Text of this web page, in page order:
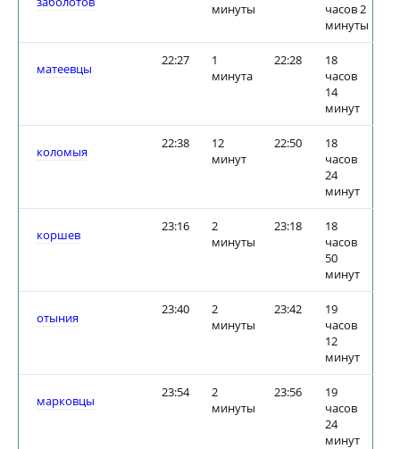
минуты
часов 2
минуты
матеевцы
22:27
1
минута
22:28
18
часов
14
минут
коломыя
22:38
12
минут
22:50
18
часов
24
минут
коршев
23:16
2
минуты
23:18
18
часов
50
минут
отыния
23:40
2
минуты
23:42
19
часов
12
минут
марковцы
23:54
2
минуты
23:56
19
часов
24
минут